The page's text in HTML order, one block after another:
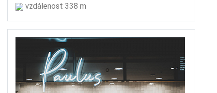
vzdálenost 338 m